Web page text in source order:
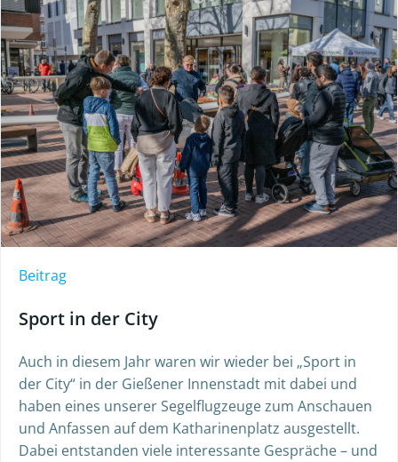
Beitrag
Sport in der City
Auch in diesem Jahr waren wir wieder bei „Sport in
der City“ in der Gießener Innenstadt mit dabei und
haben eines unserer Segelflugzeuge zum Anschauen
und Anfassen auf dem Katharinenplatz ausgestellt.
Dabei entstanden viele interessante Gespräche – und